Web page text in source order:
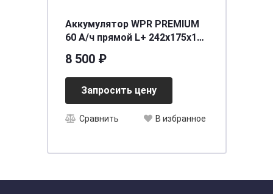
Аккумулятор WPR PREMIUM
60 А/ч прямой L+ 242x175x175
8 500 ₽
Запросить цену
Сравнить В избранное